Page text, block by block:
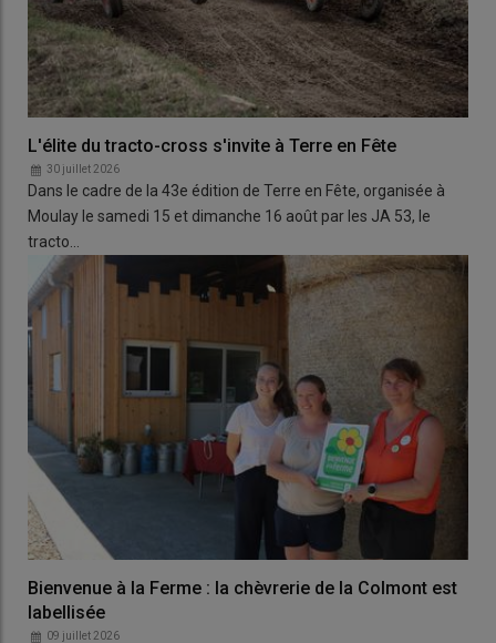
L'élite du tracto-cross s'invite à Terre en Fête
30 juillet 2026
Dans le cadre de la 43e édition de Terre en Fête, organisée à
Moulay le samedi 15 et dimanche 16 août par les JA 53, le
tracto…
Bienvenue à la Ferme : la chèvrerie de la Colmont est
labellisée
09 juillet 2026